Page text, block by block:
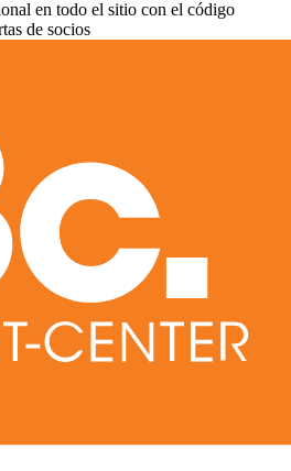
en todo el sitio con el código
de socios